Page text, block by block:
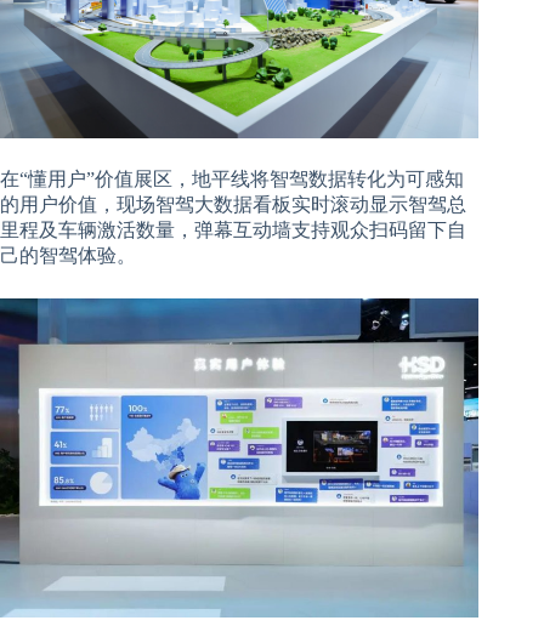
在“懂用户”价值展区，地平线将智驾数据转化为可感知
的用户价值，现场智驾大数据看板实时滚动显示智驾总
里程及车辆激活数量，弹幕互动墙支持观众扫码留下自
己的智驾体验。